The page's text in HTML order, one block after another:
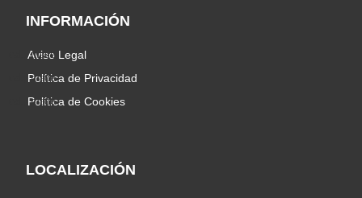
INFORMACIÓN
Aviso Legal
Política de Privacidad
Política de Cookies
LOCALIZACIÓN